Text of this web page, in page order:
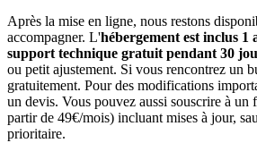
Après la mise en ligne, nous restons
accompagner. L'hébergement est inclus 1
support technique gratuit pendant 30
ou petit ajustement. Si vous rencontrez un
gratuitement. Pour des modifications
un devis. Vous pouvez aussi souscrire à un
partir de 49€/mois) incluant mises à jour,
prioritaire.